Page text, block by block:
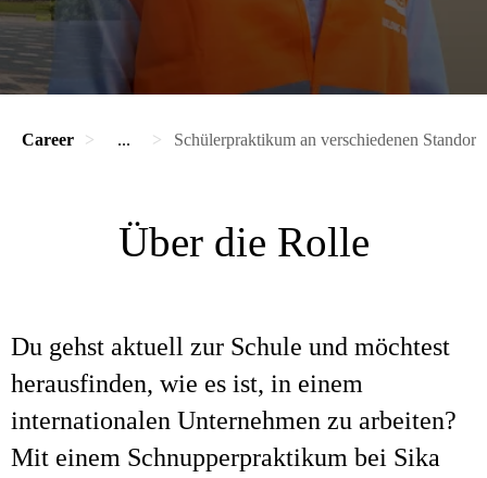
Career ... Schülerpraktikum an verschiedenen
Über die Rolle
Du gehst aktuell zur Schule und möchtest
herausfinden, wie es ist, in einem
internationalen Unternehmen zu arbeiten?
Mit einem Schnupperpraktikum bei Sika